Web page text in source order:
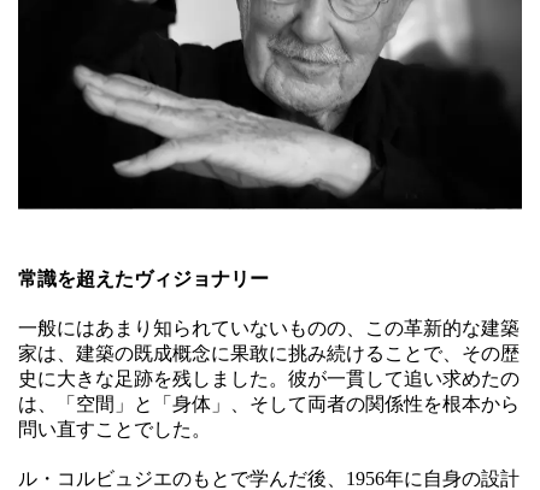
常識を超えたヴィジョナリー
一般にはあまり知られていないものの、この革新的な建築
家は、建築の既成概念に果敢に挑み続けることで、その歴
史に大きな足跡を残しました。彼が一貫して追い求めたの
は、「空間」と「身体」、そして両者の関係性を根本から
問い直すことでした。
ル・コルビュジエのもとで学んだ後、1956年に自身の設計